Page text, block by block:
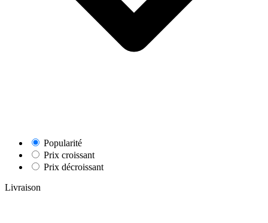
Popularité
Prix croissant
Prix décroissant
Livraison